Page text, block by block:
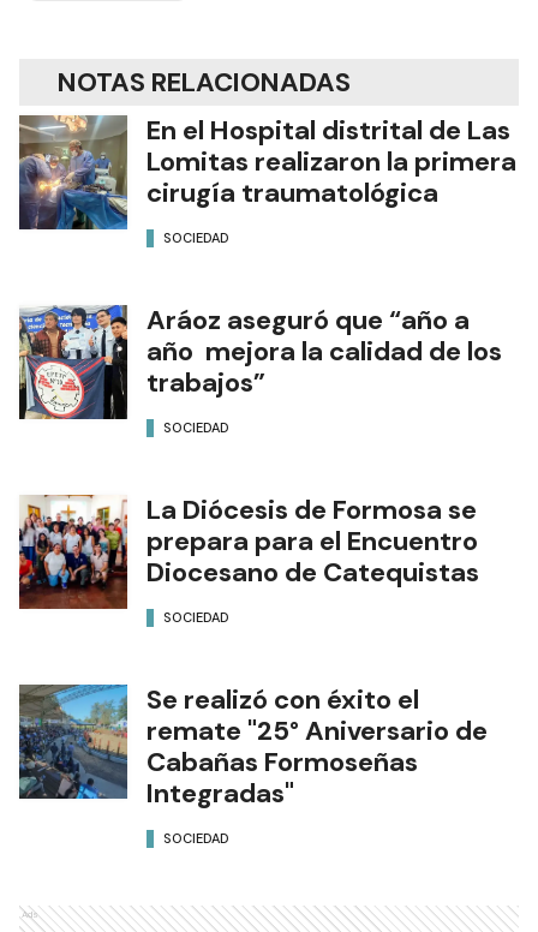
NOTAS RELACIONADAS
En el Hospital distrital de Las
Lomitas realizaron la primera
cirugía traumatológica
SOCIEDAD
Aráoz aseguró que “año a
año mejora la calidad de los
trabajos”
SOCIEDAD
La Diócesis de Formosa se
prepara para el Encuentro
Diocesano de Catequistas
SOCIEDAD
Se realizó con éxito el
remate "25° Aniversario de
Cabañas Formoseñas
Integradas"
SOCIEDAD
Ads